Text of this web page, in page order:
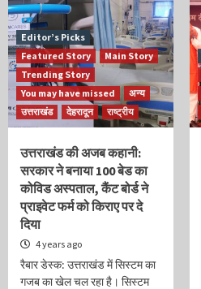
Editor’s Picks
Featured Story
Main Story
Trending Story
You may have missed
अन्य
उत्तराखंड
देहरादून राष्ट्रीय
उत्तराखंड की अजब कहानी:
सरकार ने बनाया 100 बेड का
कोविड अस्पताल, कैंट बोर्ड ने
प्राइवेट फर्म को किराए पर दे
दिया
4 years ago
रैबार डेस्क: उत्तराखंड में सिस्टम का
गजब का खेल चल रहा है। सिस्टम